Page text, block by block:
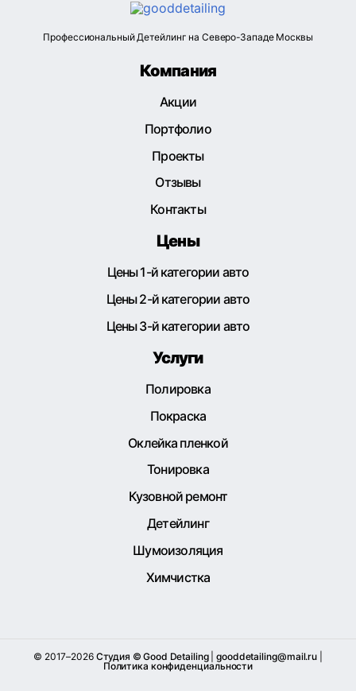
Профессиональный Детейлинг на Северо-Западе Москвы
Компания
Акции
Портфолио
Проекты
Отзывы
Контакты
Цены
Цены 1-й категории авто
Цены 2-й категории авто
Цены 3-й категории авто
Услуги
Полировка
Покраска
Оклейка пленкой
Тонировка
Кузовной ремонт
Детейлинг
Шумоизоляция
Химчистка
© 2017–2026 Студия © Good Detailing| gooddetailing@mail.ru
Политика конфиденциальности